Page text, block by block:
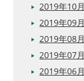
2019年10月
2019年09月
2019年08月
2019年07月
2019年06月